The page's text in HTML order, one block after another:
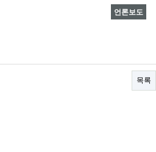
언론보도
목록